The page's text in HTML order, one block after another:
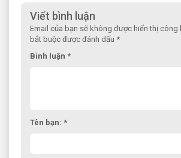
Viết bình luận
Email của bạn sẽ không được hiển thị công
bắt buộc được đánh dấu *
Bình luận *
Tên bạn: *